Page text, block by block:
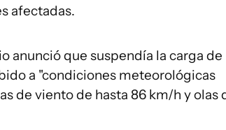
afectadas.
anunció que suspendía la carga
a "condiciones meteorológicas
de viento de hasta 86 km/h y olas